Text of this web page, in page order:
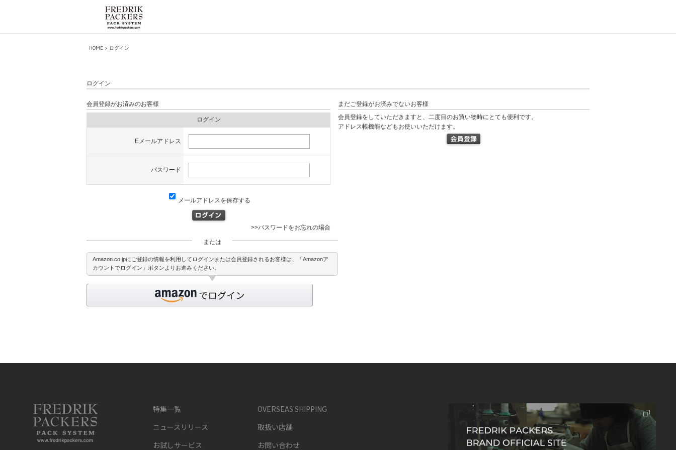
HOME > ログイン
ログイン
会員登録がお済みのお客様
ログイン
Eメールアドレス
パスワード
メールアドレスを保存する
>>パスワードをお忘れの場合
または
Amazon.co.jpにご登録の情報を利用してログインまたは会員登録されるお客様は、「Amazonア
カウントでログイン」ボタンよりお進みください。
まだご登録がお済みでないお客様
会員登録をしていただきますと、二度目のお買い物時にとても便利です。
アドレス帳機能などもお使いいただけます。
特集一覧
ニュースリリース
お試しサービス
OVERSEAS SHIPPING
取扱い店舗
お問い合わせ